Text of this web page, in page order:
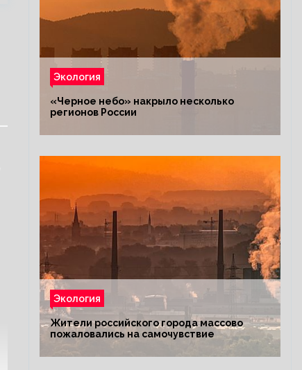
Экология
«Черное небо» накрыло несколько
регионов России
Экология
Жители российского города массово
пожаловались на самочувствие